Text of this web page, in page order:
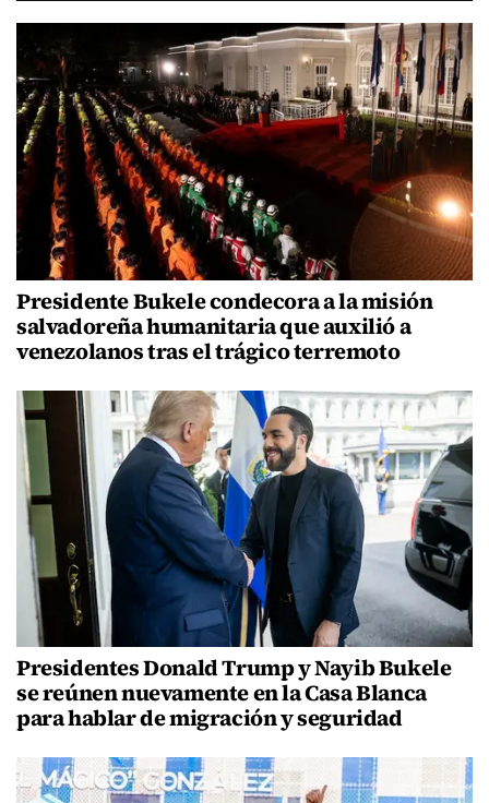
Presidente Bukele condecora a la misión
salvadoreña humanitaria que auxilió a
venezolanos tras el trágico terremoto
Presidentes Donald Trump y Nayib Bukele
se reúnen nuevamente en la Casa Blanca
para hablar de migración y seguridad